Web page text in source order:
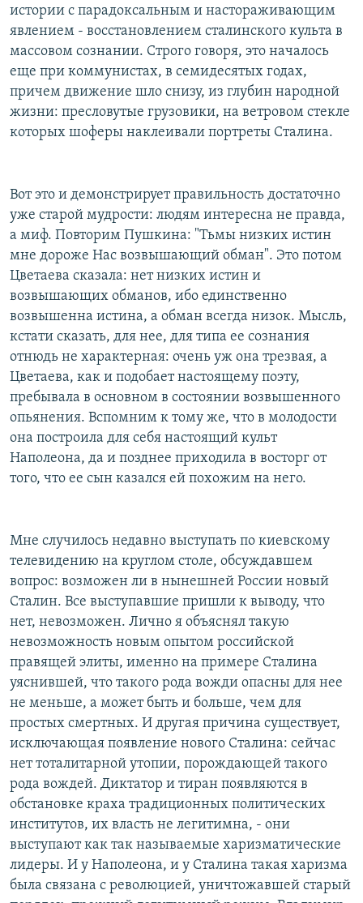
истории с парадоксальным и настораживающим
явлением - восстановлением сталинского культа в
массовом сознании. Строго говоря, это началось
еще при коммунистах, в семидесятых годах,
причем движение шло снизу, из глубин народной
жизни: пресловутые грузовики, на ветровом стекле
которых шоферы наклеивали портреты Сталина.
Вот это и демонстрирует правильность достаточно
уже старой мудрости: людям интересна не правда,
а миф. Повторим Пушкина: "Тьмы низких истин
мне дороже Нас возвышающий обман". Это потом
Цветаева сказала: нет низких истин и
возвышающих обманов, ибо единственно
возвышенна истина, а обман всегда низок. Мысль,
кстати сказать, для нее, для типа ее сознания
отнюдь не характерная: очень уж она трезвая, а
Цветаева, как и подобает настоящему поэту,
пребывала в основном в состоянии возвышенного
опьянения. Вспомним к тому же, что в молодости
она построила для себя настоящий культ
Наполеона, да и позднее приходила в восторг от
того, что ее сын казался ей похожим на него.
Мне случилось недавно выступать по киевскому
телевидению на круглом столе, обсуждавшем
вопрос: возможен ли в нынешней России новый
Сталин. Все выступавшие пришли к выводу, что
нет, невозможен. Лично я объяснял такую
невозможность новым опытом российской
правящей элиты, именно на примере Сталина
уяснившей, что такого рода вожди опасны для нее
не меньше, а может быть и больше, чем для
простых смертных. И другая причина существует,
исключающая появление нового Сталина: сейчас
нет тоталитарной утопии, порождающей такого
рода вождей. Диктатор и тиран появляются в
обстановке краха традиционных политических
институтов, их власть не легитимна, - они
выступают как так называемые харизматические
лидеры. И у Наполеона, и у Сталина такая харизма
была связана с революцией, уничтожавшей старый